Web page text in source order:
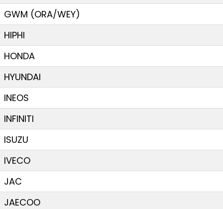
GWM (ORA/WEY)
HIPHI
HONDA
HYUNDAI
INEOS
INFINITI
ISUZU
IVECO
JAC
JAECOO